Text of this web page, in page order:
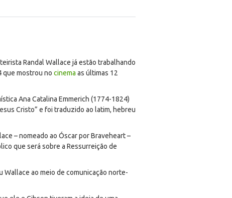
Randal Wallace já estão trabalhando
que mostrou no cinema as últimas 12
Ana Catalina Emmerich (1774-1824)
Cristo” e foi traduzido ao latim, hebreu
– nomeado ao Óscar por Braveheart –
que será sobre a Ressurreição de
Wallace ao meio de comunicação norte-